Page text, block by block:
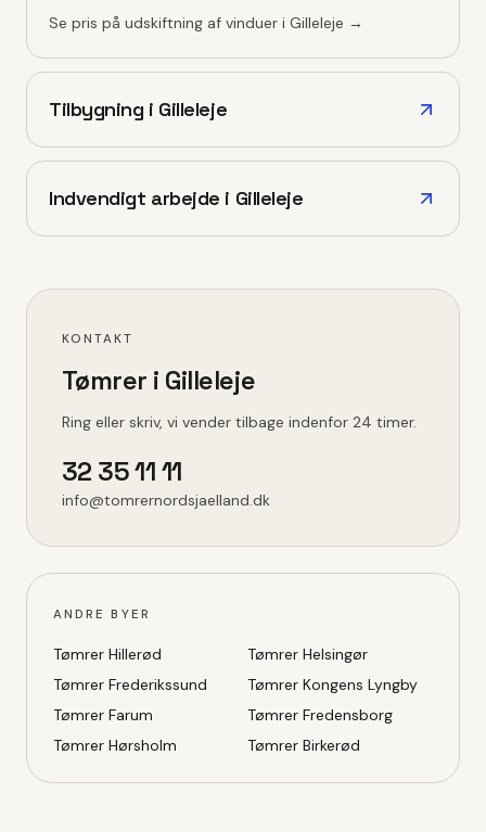
Se pris på udskiftning af vinduer i Gilleleje →
Tilbygning i Gilleleje
Indvendigt arbejde i Gilleleje
KONTAKT
Tømrer i Gilleleje
Ring eller skriv, vi vender tilbage indenfor 24 timer.
32 35 11 11
info@tomrernordsjaelland.dk
ANDRE BYER
Tømrer Hillerød Tømrer Helsingør
Tømrer Frederikssund Tømrer Kongens Lyngby
Tømrer Farum Tømrer Fredensborg
Tømrer Hørsholm Tømrer Birkerød